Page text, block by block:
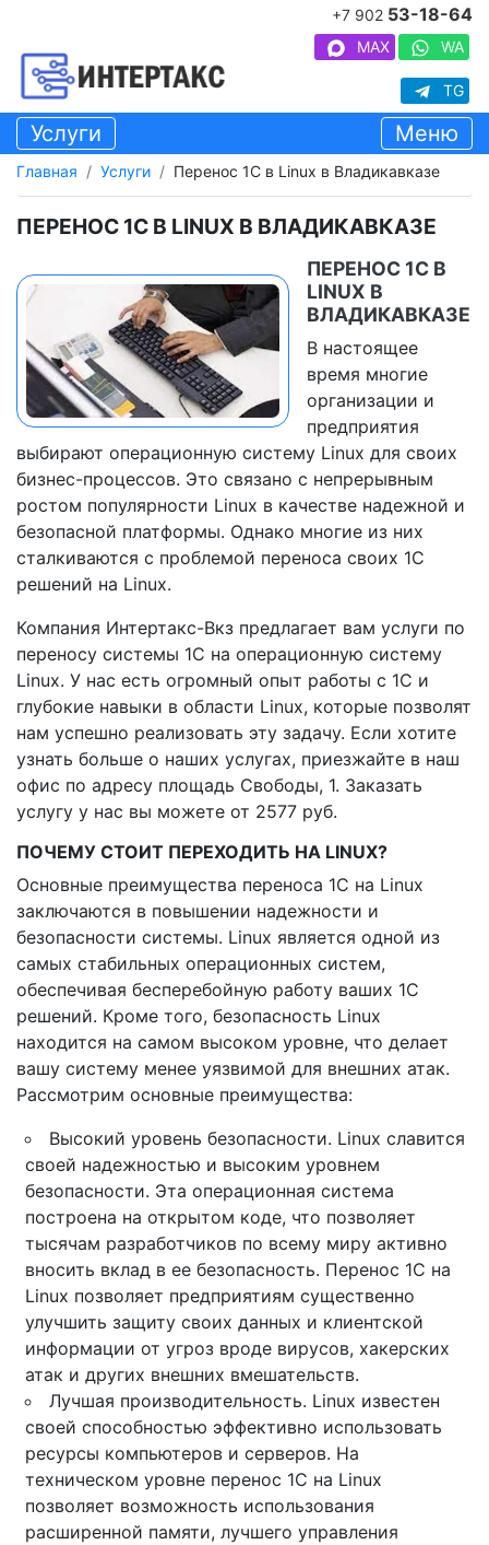
+7 902 53-18-64
MAX WA
TG
Услуги Меню
Главная Услуги Перенос 1С в Linux в Владикавказе
ПЕРЕНОС 1С В LINUX В ВЛАДИКАВКАЗЕ
ПЕРЕНОС 1С В
LINUX В
ВЛАДИКАВКАЗЕ
В настоящее
время многие
организации и
предприятия
выбирают операционную систему Linux для своих
бизнес-процессов. Это связано с непрерывным
ростом популярности Linux в качестве надежной и
безопасной платформы. Однако многие из них
сталкиваются с проблемой переноса своих 1С
решений на Linux.
Компания Интертакс-Вкз предлагает вам услуги по
переносу системы 1С на операционную систему
Linux. У нас есть огромный опыт работы с 1С и
глубокие навыки в области Linux, которые позволят
нам успешно реализовать эту задачу. Если хотите
узнать больше о наших услугах, приезжайте в наш
офис по адресу площадь Свободы, 1. Заказать
услугу у нас вы можете от 2577 руб.
ПОЧЕМУ СТОИТ ПЕРЕХОДИТЬ НА LINUX?
Основные преимущества переноса 1С на Linux
заключаются в повышении надежности и
безопасности системы. Linux является одной из
самых стабильных операционных систем,
обеспечивая бесперебойную работу ваших 1С
решений. Кроме того, безопасность Linux
находится на самом высоком уровне, что делает
вашу систему менее уязвимой для внешних атак.
Рассмотрим основные преимущества:
Высокий уровень безопасности. Linux славится
своей надежностью и высоким уровнем
безопасности. Эта операционная система
построена на открытом коде, что позволяет
тысячам разработчиков по всему миру активно
вносить вклад в ее безопасность. Перенос 1C на
Linux позволяет предприятиям существенно
улучшить защиту своих данных и клиентской
информации от угроз вроде вирусов, хакерских
атак и других внешних вмешательств.
Лучшая производительность. Linux известен
своей способностью эффективно использовать
ресурсы компьютеров и серверов. На
техническом уровне перенос 1C на Linux
позволяет возможность использования
расширенной памяти, лучшего управления